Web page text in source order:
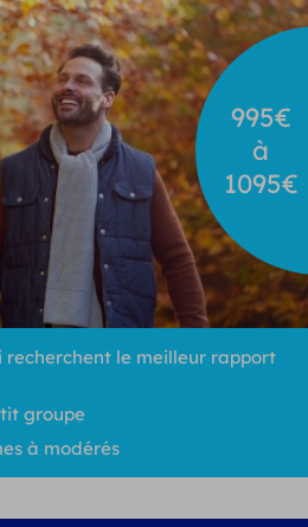
995€
à
1095€
recherchent le meilleur rapport
groupe
à modérés